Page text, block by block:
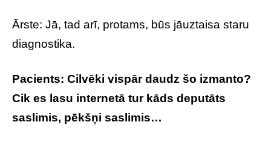
Ārste: Jā, tad arī, protams, būs jāuztaisa staru
diagnostika.
Pacients: Cilvēki vispār daudz šo izmanto?
Cik es lasu internetā tur kāds deputāts
saslimis, pēkšņi saslimis…